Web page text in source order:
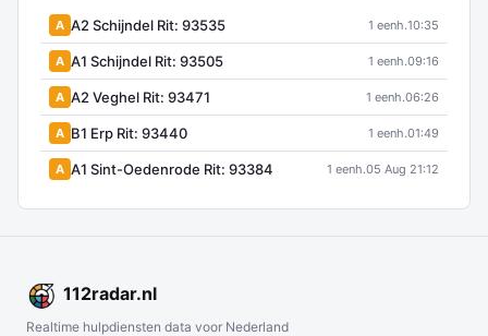
A A2 Schijndel Rit: 93535 1 eenh.10:35
A A1 Schijndel Rit: 93505 1 eenh.09:16
A A2 Veghel Rit: 93471 1 eenh.06:26
A B1 Erp Rit: 93440 1 eenh.01:49
A A1 Sint-Oedenrode Rit: 93384 1 eenh.05 Aug 21:12
112radar.nl
Realtime hulpdiensten data voor Nederland